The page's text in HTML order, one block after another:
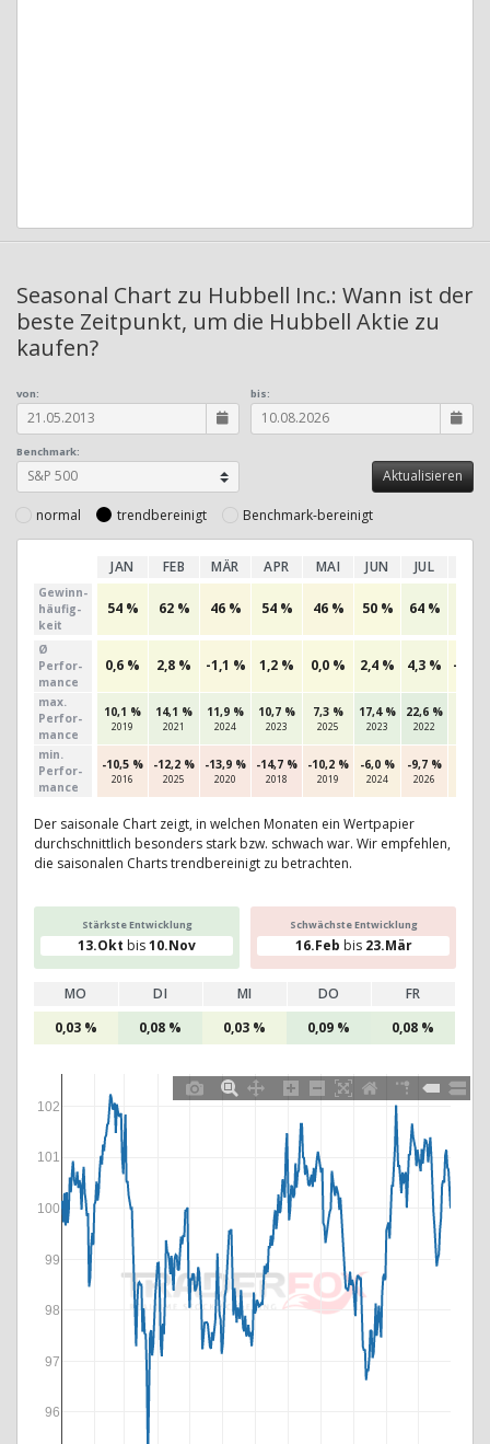
Seasonal Chart zu Hubbell Inc.: Wann ist der
beste Zeitpunkt, um die Hubbell Aktie zu
kaufen?
Benchmark:
von: bis:
normal trendbereinigt Benchmark-bereinigt
JAN FEB MÄR APR MAI JUN JUL
Gewinn­
häufig­
keit
54 % 62 % 46 % 54 % 46 % 50 % 64 %
Ø
Perfor­
mance
0,6 % 2,8 % -1,1 % 1,2 % 0,0 % 2,4 % 4,3 % -0,0
max.
Per­for­
mance
10,1 %
2019
14,1 %
2021
11,9 %
2024
10,7 %
2023
7,3 %
2025
17,4 %
2023
22,6 %
2022
min.
Per­for­
mance
-10,5 %
2016
-12,2 %
2025
-13,9 %
2020
-14,7 %
2018
-10,2 %
2019
-6,0 %
2024
-9,7 %
2026
Der saisonale Chart zeigt, in welchen Monaten ein Wertpapier
durchschnittlich besonders stark bzw. schwach war. Wir empfehlen,
die saisonalen Charts trendbereinigt zu betrachten.
96
97
98
99
100
101
102
Stärkste Entwicklung
13.Okt bis10.Nov
Schwächste Entwicklung
16.Feb bis 23.Mär
MO DI MI DO
FR
0,03 %
0,08 % 0,03 % 0,09 % 0,08 %